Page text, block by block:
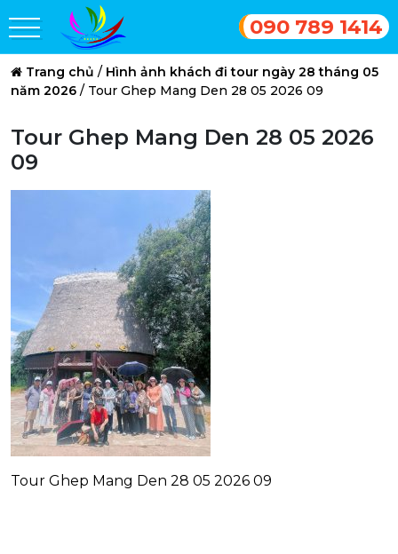
090 789 1414
Trang chủ / Hình ảnh khách đi tour ngày 28 tháng 05
năm 2026 / Tour Ghep Mang Den 28 05 2026 09
Tour Ghep Mang Den 28 05 2026
09
Tour Ghep Mang Den 28 05 2026 09